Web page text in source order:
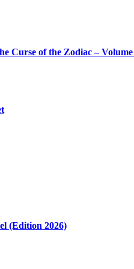
Curse of the Zodiac – Volume
(Edition 2026)